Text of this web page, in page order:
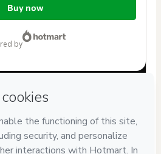
Buy now
by
to our support team, please
1786011794046-3077